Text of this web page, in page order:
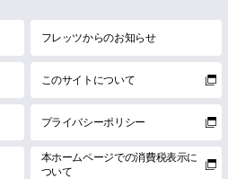
フレッツからのお知らせ
このサイトについて
プライバシーポリシー
本ホームページでの消費税表示に
ついて